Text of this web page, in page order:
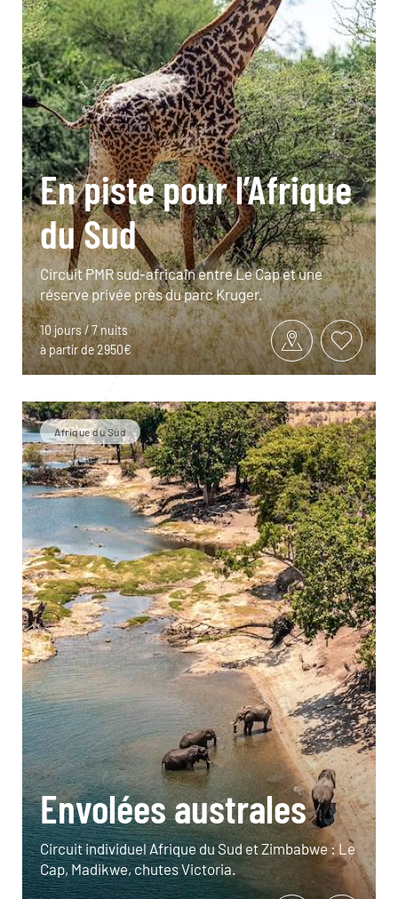
En piste pour l’Afrique
du Sud
Circuit PMR sud-africain entre Le Cap et une
réserve privée près du parc Kruger.
10 jours / 7 nuits
à partir de 2950€
Afrique du Sud
Envolées australes
Circuit individuel Afrique du Sud et Zimbabwe : Le
Cap, Madikwe, chutes Victoria.